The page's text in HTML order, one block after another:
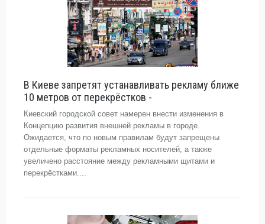
В Киеве запретят устанавливать рекламу ближе
10 метров от перекрёстков -
Киевский городской совет намерен внести изменения в
Концепцию развития внешней рекламы в городе.
Ожидается, что по новым правилам будут запрещены
отдельные форматы рекламных носителей, а также
увеличено расстояние между рекламными щитами и
перекрёстками....